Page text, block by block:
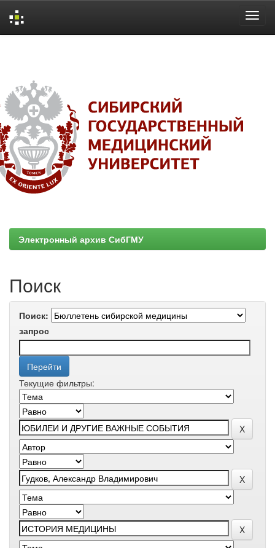
Электронный архив СибГМУ
Поиск
Поиск:
запрос
Текущие фильтры: